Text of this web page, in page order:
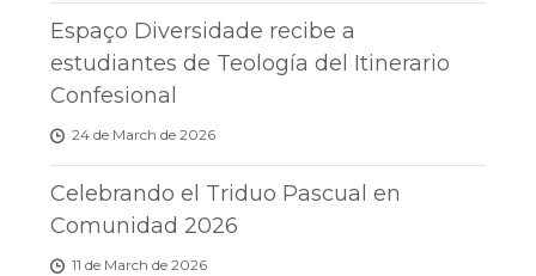
Espaço Diversidade recibe a
estudiantes de Teología del Itinerario
Confesional
24 de March de 2026
Celebrando el Triduo Pascual en
Comunidad 2026
11 de March de 2026